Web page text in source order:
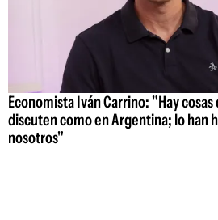
Economista Iván Carrino: "Hay cosas
discuten como en Argentina; lo han
nosotros"